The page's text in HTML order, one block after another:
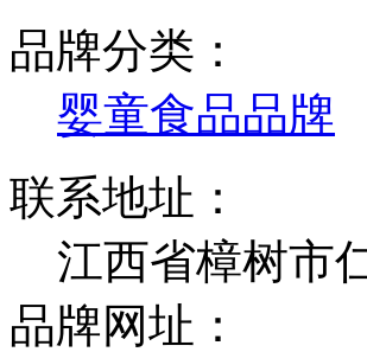
品牌分类：
婴童食品品牌
联系地址：
江西省樟树市
品牌网址：